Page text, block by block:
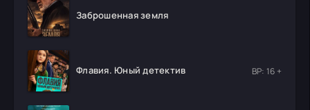
Заброшенная земля
Флавия. Юный детектив ВР: 16 +